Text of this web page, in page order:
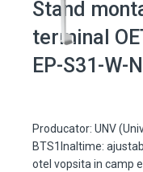
Stand
terminal
EP-S31-W-
Producator: UNV
BTS1Inaltime:
otel vopsita in camp